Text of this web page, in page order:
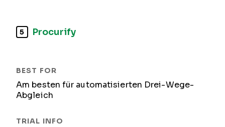
5 Procurify
Am besten für automatisierten Drei-Wege-
Abgleich